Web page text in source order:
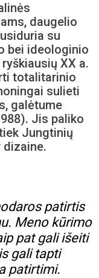
daugelio
su
bei ideologinio
XX a.
totalitarinio
sulieti
galėtume
Jis paliko
Jungtinių
patirtis
Meno kūrimo
pat gali išeiti
gali tapti
patirtimi.